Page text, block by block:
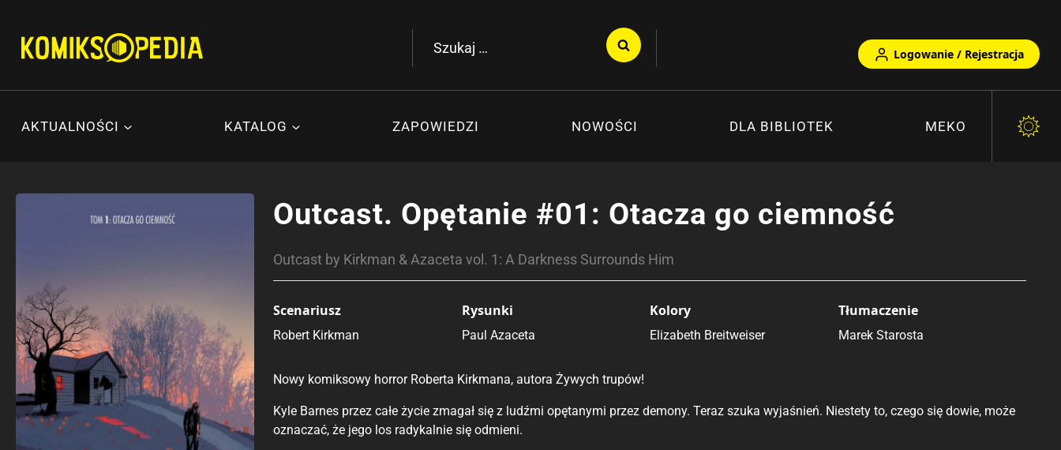
treści
Szukaj:
Logowanie / Rejestracja
AKTUALNOŚCI KATALOG ZAPOWIEDZI NOWOŚCI DLA BIBLIOTEK MEKO
Outcast. Opętanie #01: Otacza go ciemność
Outcast by Kirkman & Azaceta vol. 1: A Darkness Surrounds Him
Scenariusz
Robert Kirkman
Rysunki
Paul Azaceta
Kolory
Elizabeth Breitweiser
Tłumaczenie
Marek Starosta
Nowy komiksowy horror Roberta Kirkmana, autora Żywych trupów!
Kyle Barnes przez całe życie zmagał się z ludźmi opętanymi przez demony. Teraz szuka wyjaśnień. Niestety to, czego się dowie, może
oznaczać, że jego los radykalnie się odmieni.